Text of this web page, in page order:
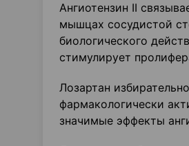
Ангиотензин II
мышцах сосудистой
биологического
стимулирует
Лозартан
фармакологически
значимые эффекты